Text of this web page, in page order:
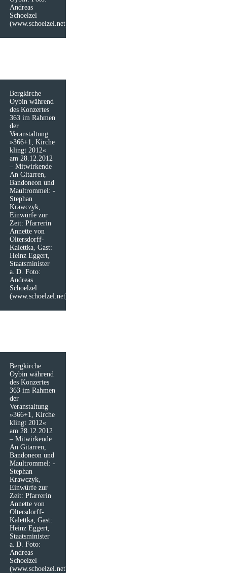
Andreas
Schoelzel
(www.schoelzel.net)
Bergkirche
Oybin während
des Konzertes
363 im Rahmen
der
Veranstaltung
»366+1, Kirche
klingt 2012«
am 28.12.2012
– Mitwirkende
An Gitarren,
Bandoneon und
Maultrommel: ­
Stephan
Krawczyk,
Einwürfe zur
Zeit: Pfarrerin
Annette von
Oltersdorff-
Kalettka, Gast:
Heinz Eggert,
Staatsminister
a. D. Foto:
Andreas
Schoelzel
(www.schoelzel.net)
Bergkirche
Oybin während
des Konzertes
363 im Rahmen
der
Veranstaltung
»366+1, Kirche
klingt 2012«
am 28.12.2012
– Mitwirkende
An Gitarren,
Bandoneon und
Maultrommel: ­
Stephan
Krawczyk,
Einwürfe zur
Zeit: Pfarrerin
Annette von
Oltersdorff-
Kalettka, Gast:
Heinz Eggert,
Staatsminister
a. D. Foto:
Andreas
Schoelzel
(www.schoelzel.net)